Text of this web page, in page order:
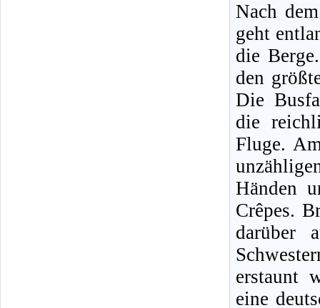
Nach
geht
die
den
Die
die
Fluge.
Händen
Crêpes.
darüber
erstaunt
eine